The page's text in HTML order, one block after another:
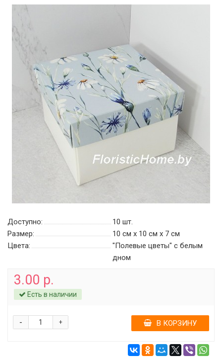
Доступно: 10 шт.
Размер:
10 см х 10 см х 7 см
Цвета:
"Полевые цветы" c белым
дном
3.00 р.
Есть в наличии
+
- В КОРЗИНУ